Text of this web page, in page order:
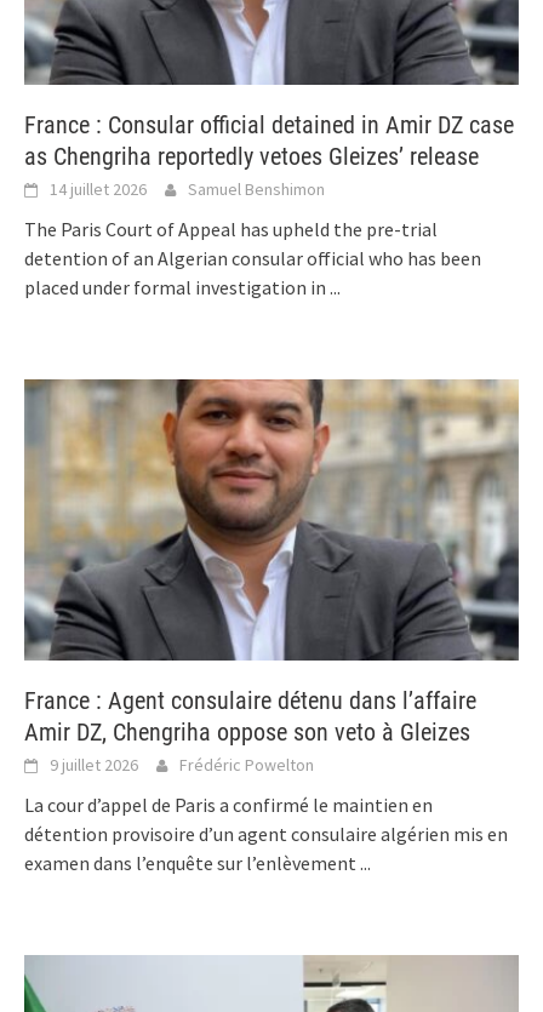
France : Consular official detained in Amir DZ case
as Chengriha reportedly vetoes Gleizes’ release
14 juillet 2026 Samuel Benshimon
The Paris Court of Appeal has upheld the pre-trial
detention of an Algerian consular official who has been
placed under formal investigation in ...
France : Agent consulaire détenu dans l’affaire
Amir DZ, Chengriha oppose son veto à Gleizes
9 juillet 2026 Frédéric Powelton
La cour d’appel de Paris a confirmé le maintien en
détention provisoire d’un agent consulaire algérien mis en
examen dans l’enquête sur l’enlèvement ...